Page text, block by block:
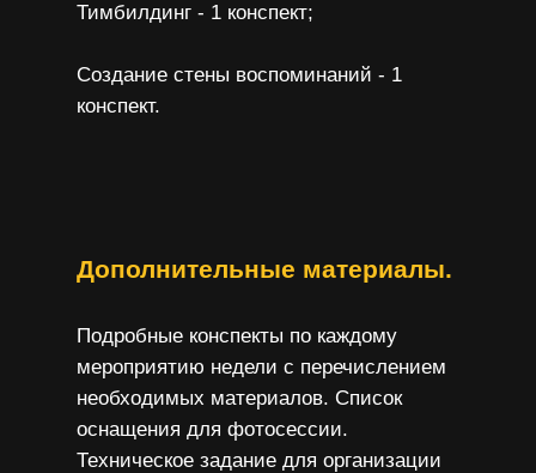
Тимбилдинг - 1 конспект;
Создание стены воспоминаний - 1
конспект.
Дополнительные материалы.
Подробные конспекты по каждому
мероприятию недели с перечислением
необходимых материалов. Список
оснащения для фотосессии.
Техническое задание для организации